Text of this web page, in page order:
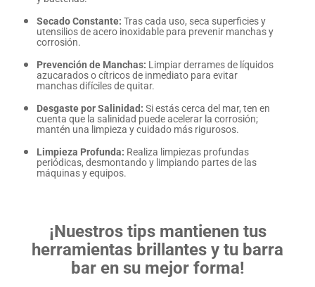
Secado Constante: Tras cada uso, seca superficies y
utensilios de acero inoxidable para prevenir manchas y
corrosión.
Prevención de Manchas: Limpiar derrames de líquidos
azucarados o cítricos de inmediato para evitar
manchas difíciles de quitar.
Desgaste por Salinidad: Si estás cerca del mar, ten en
cuenta que la salinidad puede acelerar la corrosión;
mantén una limpieza y cuidado más rigurosos.
Limpieza Profunda: Realiza limpiezas profundas
periódicas, desmontando y limpiando partes de las
máquinas y equipos.
¡Nuestros tips mantienen tus
herramientas brillantes y tu barra
bar en su mejor forma!